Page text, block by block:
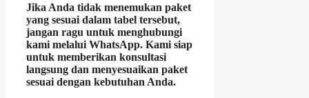
Jika Anda tidak menemukan paket
yang sesuai dalam tabel tersebut,
jangan ragu untuk menghubungi
kami melalui WhatsApp. Kami siap
untuk memberikan konsultasi
langsung dan menyesuaikan paket
sesuai dengan kebutuhan Anda.